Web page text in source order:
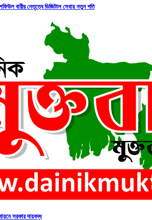
বারীর নেতৃত্বে ডিজিটাল সেবায় নতুন গতি
সরকার দায়বদ্ধ